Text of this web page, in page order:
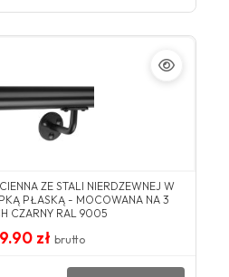
ZE STALI NIERDZEWNEJ W
PŁASKĄ - MOCOWANA NA 3
CZARNY RAL 9005
zł brutto